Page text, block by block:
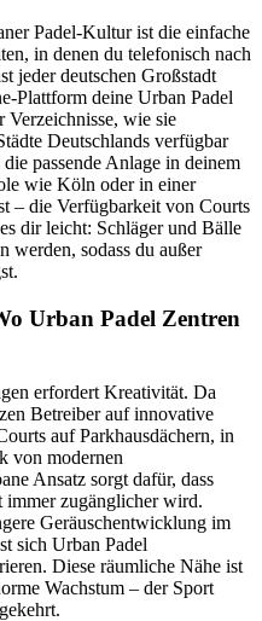
Padel-Kultur ist die einfache
in denen du telefonisch nach
jeder deutschen Großstadt
Plattform deine Urban Padel
Verzeichnisse, wie sie
Deutschlands verfügbar
passende Anlage in deinem
wie Köln oder in einer
– die Verfügbarkeit von Courts
dir leicht: Schläger und Bälle
werden, sodass du außer
Urban Padel Zentren
erfordert Kreativität. Da
Betreiber auf innovative
auf Parkhausdächern, in
von modernen
Ansatz sorgt dafür, dass
immer zugänglicher wird.
Geräuschentwicklung im
sich Urban Padel
Diese räumliche Nähe ist
Wachstum – der Sport